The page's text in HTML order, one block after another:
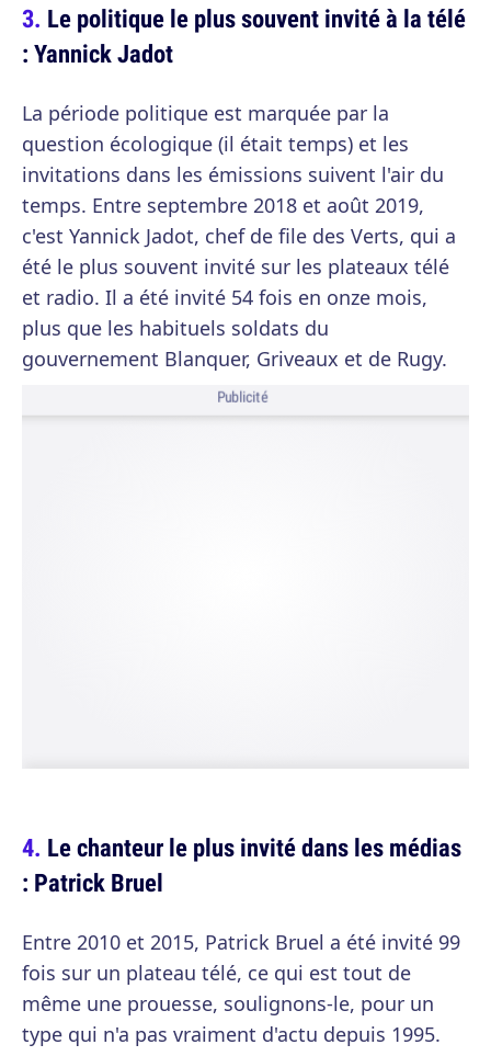
Le politique le plus souvent invité à la télé
: Yannick Jadot
La période politique est marquée par la
question écologique (il était temps) et les
invitations dans les émissions suivent l'air du
temps. Entre septembre 2018 et août 2019,
c'est Yannick Jadot, chef de file des Verts, qui a
été le plus souvent invité sur les plateaux télé
et radio. Il a été invité 54 fois en onze mois,
plus que les habituels soldats du
gouvernement Blanquer, Griveaux et de Rugy.
Publicité
Le chanteur le plus invité dans les médias
: Patrick Bruel
Entre 2010 et 2015, Patrick Bruel a été invité 99
fois sur un plateau télé, ce qui est tout de
même une prouesse, soulignons-le, pour un
type qui n'a pas vraiment d'actu depuis 1995.